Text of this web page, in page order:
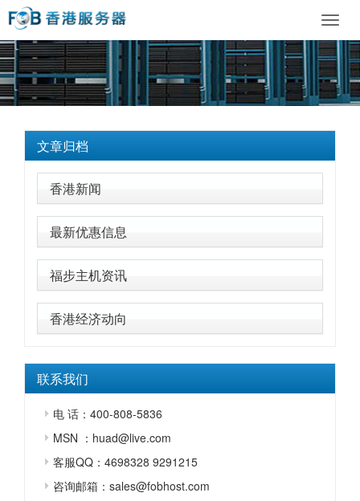
文章归档
香港新闻
最新优惠信息
福步主机资讯
香港经济动向
联系我们
电 话：400-808-5836
MSN ：huad@live.com
客服QQ：4698328 9291215
咨询邮箱：sales@fobhost.com